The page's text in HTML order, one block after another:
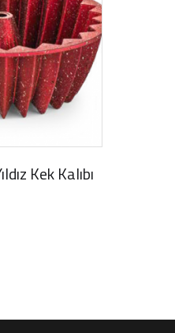
Kek Kalıbı